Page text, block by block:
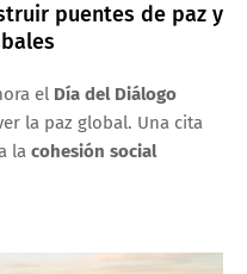
puentes de paz y
el Día del Diálogo
la paz global. Una cita
la cohesión social